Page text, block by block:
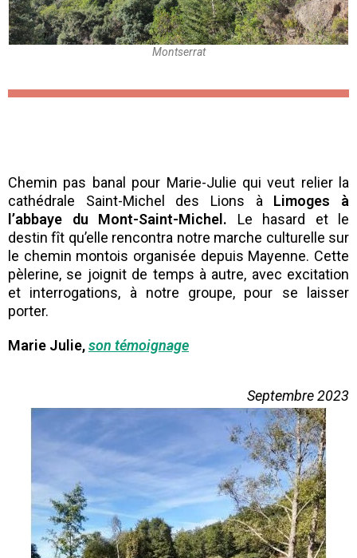
Montserrat
Chemin pas banal pour Marie-Julie qui veut relier la
cathédrale Saint-Michel des Lions à Limoges à
l’abbaye du Mont-Saint-Michel. Le hasard et le
destin fît qu’elle rencontra notre marche culturelle sur
le chemin montois organisée depuis Mayenne. Cette
pèlerine, se joignit de temps à autre, avec excitation
et interrogations, à notre groupe, pour se laisser
porter.
Marie Julie,son témoignage
Septembre 2023